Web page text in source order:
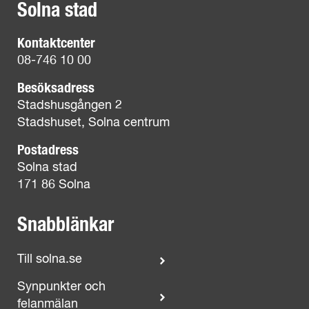
Solna stad
Kontaktcenter
08-746 10 00
Besöksadress
Stadshusgången 2
Stadshuset, Solna centrum
Postadress
Solna stad
171 86 Solna
Snabblänkar
Till solna.se
Synpunkter och
felanmälan